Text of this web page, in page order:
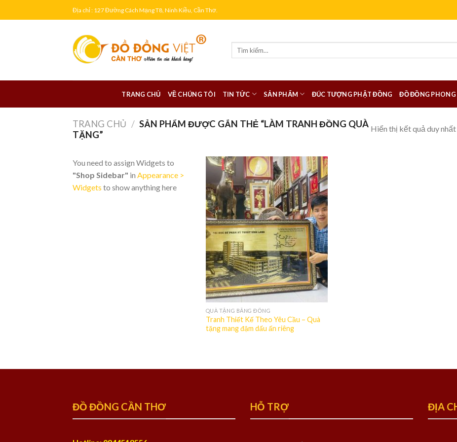
to
Địa chỉ : 127 Đường Cách Mạng T8, Ninh Kiều, Cần Thơ.
TRANG CHỦ VỀ CHÚNG TÔI TIN TỨC SẢN PHẨM ĐÚC TƯỢNG PHẬT ĐỒNG ĐỒ ĐỒNG PHONG
TRANG CHỦ / SẢN PHẨM ĐƯỢC GẮN THẺ “LÀM TRANH ĐỒNG QUÀ
TẶNG”
Hiển thị kết quả duy nhất
You need to assign Widgets to
"Shop Sidebar" in Appearance >
Widgets to show anything here
QUÀ TẶNG BẰNG ĐỒNG
Tranh Thiết Kế Theo Yêu Cầu – Quà
tặng mang đậm dấu ấn riêng
ĐỒ ĐỒNG CẦN THƠ HỖ TRỢ ĐỊA